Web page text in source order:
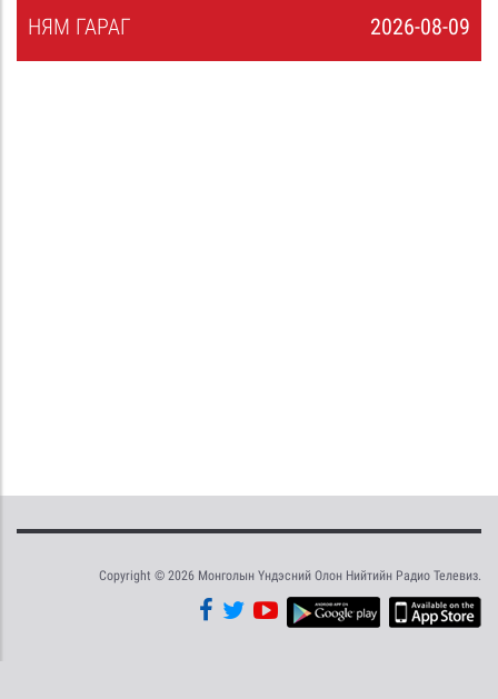
2026-08-09
НЯМ ГАРАГ
Copyright © 2026 Монголын Үндэсний Олон Нийтийн Радио Телевиз.